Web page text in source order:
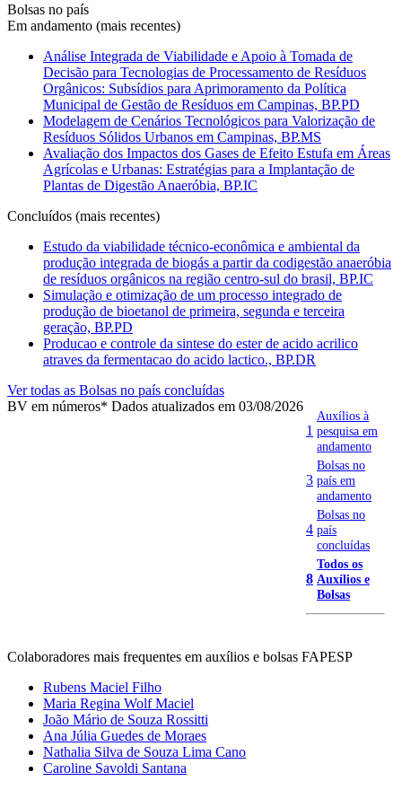
Bolsas no país
Em andamento (mais recentes)
Análise Integrada de Viabilidade e Apoio à Tomada de
Decisão para Tecnologias de Processamento de Resíduos
Orgânicos: Subsídios para Aprimoramento da Política
Municipal de Gestão de Resíduos em Campinas, BP.PD
Modelagem de Cenários Tecnológicos para Valorização de
Resíduos Sólidos Urbanos em Campinas, BP.MS
Avaliação dos Impactos dos Gases de Efeito Estufa em Áreas
Agrícolas e Urbanas: Estratégias para a Implantação de
Plantas de Digestão Anaeróbia, BP.IC
Concluídos (mais recentes)
Estudo da viabilidade técnico-econômica e ambiental da
produção integrada de biogás a partir da codigestão anaeróbia
de resíduos orgânicos na região centro-sul do brasil, BP.IC
Simulação e otimização de um processo integrado de
produção de bioetanol de primeira, segunda e terceira
geração, BP.PD
Producao e controle da sintese do ester de acido acrilico
atraves da fermentacao do acido lactico., BP.DR
Ver todas as Bolsas no país concluídas
BV em números* Dados atualizados em 03/08/2026
1
Auxílios à
pesquisa em
andamento
3
Bolsas no
país em
andamento
4
Bolsas no
país
concluídas
8
Todos os
Auxílios e
Bolsas
Colaboradores mais frequentes em auxílios e bolsas FAPESP
Rubens Maciel Filho
Maria Regina Wolf Maciel
João Mário de Souza Rossitti
Ana Júlia Guedes de Moraes
Nathalia Silva de Souza Lima Cano
Caroline Savoldi Santana